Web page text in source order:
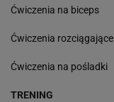
Ćwiczenia na biceps
Ćwiczenia rozciągające
Ćwiczenia na pośladki
TRENING